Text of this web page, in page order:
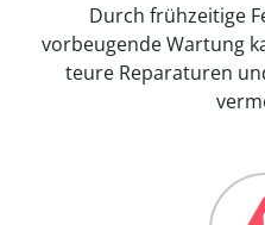
Durch frühzeitige
vorbeugende Wartung
teure Reparaturen